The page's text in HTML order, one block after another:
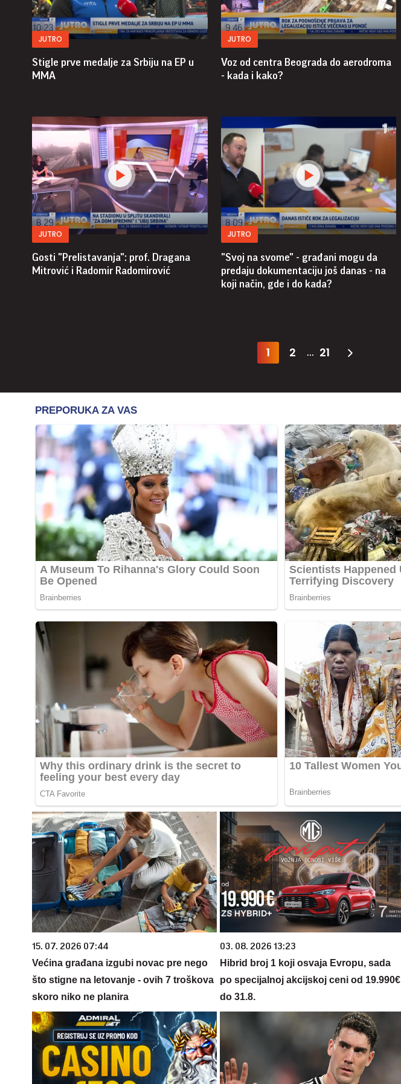
JUTRO
Stigle prve medalje za Srbiju na EP u
MMA
JUTRO
Voz od centra Beograda do aerodroma
- kada i kako?
JUTRO
Gosti "Prelistavanja": prof. Dragana
Mitrović i Radomir Radomirović
JUTRO
"Svoj na svome" - građani mogu da
predaju dokumentaciju još danas - na
koji način, gde i do kada?
1 2 ... 21
15. 07. 2026 07:44
Većina građana izgubi novac pre nego
što stigne na letovanje - ovih 7 troškova
skoro niko ne planira
03. 08. 2026 13:23
Hibrid broj 1 koji osvaja Evropu, sada
po specijalnoj akcijskoj ceni od 19.990€
do 31.8.